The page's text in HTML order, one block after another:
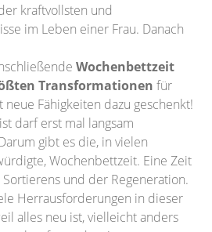
kraftvollsten und
im Leben einer Frau. Danach
Wochenbettzeit
Transformationen für
neue Fähigkeiten dazu geschenkt!
darf erst mal langsam
gibt es die, in vielen
Wochenbettzeit. Eine Zeit
und der Regeneration.
Herrausforderungen in dieser
alles neu ist, vielleicht anders